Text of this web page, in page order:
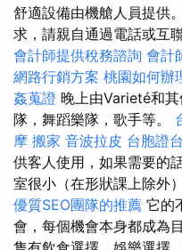
舒適設備由機艙人員提供
求，請親自通過電話或互
會計師提供稅務諮詢 會計
網路行銷方案 桃園如何辦
姦蒐證 晚上由Varieté和
隊，舞蹈樂隊，歌手等。
摩 搬家 音波拉皮 台胞證
供客人使用，如果需要的
室很小（在形狀課上除外
優質SEO團隊的推薦 它的
會，每個機會本身都成為